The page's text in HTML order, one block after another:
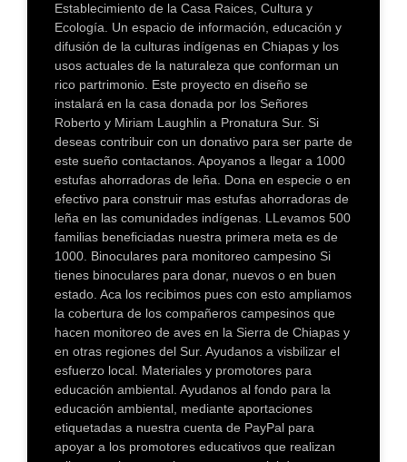
Establecimiento de la Casa Raices, Cultura y
Ecología. Un espacio de información, educación y
difusión de la culturas indígenas en Chiapas y los
usos actuales de la naturaleza que conforman un
rico partrimonio. Este proyecto en diseño se
instalará en la casa donada por los Señores
Roberto y Miriam Laughlin a Pronatura Sur. Si
deseas contribuir con un donativo para ser parte de
este sueño contactanos. Apoyanos a llegar a 1000
estufas ahorradoras de leña. Dona en especie o en
efectivo para construir mas estufas ahorradoras de
leña en las comunidades indígenas. LLevamos 500
familias beneficiadas nuestra primera meta es de
1000. Binoculares para monitoreo campesino Si
tienes binoculares para donar, nuevos o en buen
estado. Aca los recibimos pues con esto ampliamos
la cobertura de los compañeros campesinos que
hacen monitoreo de aves en la Sierra de Chiapas y
en otras regiones del Sur. Ayudanos a visbilizar el
esfuerzo local. Materiales y promotores para
educación ambiental. Ayudanos al fondo para la
educación ambiental, mediante aportaciones
etiquetadas a nuestra cuenta de PayPal para
apoyar a los promotores educativos que realizan